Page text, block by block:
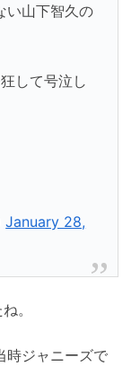
い山下智久の
して号泣し
January 28,
。
時ジャニーズで